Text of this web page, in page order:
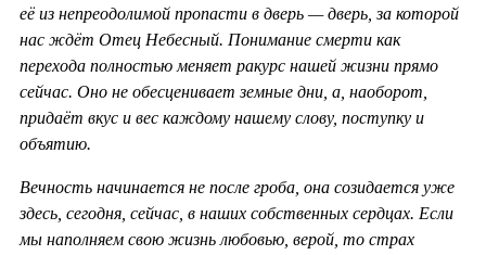
её из непреодолимой пропасти в дверь — дверь, за которой
нас ждёт Отец Небесный. Понимание смерти как
перехода полностью меняет ракурс нашей жизни прямо
сейчас. Оно не обесценивает земные дни, а, наоборот,
придаёт вкус и вес каждому нашему слову, поступку и
объятию.
Вечность начинается не после гроба, она созидается уже
здесь, сегодня, сейчас, в наших собственных сердцах. Если
мы наполняем свою жизнь любовью, верой, то страх